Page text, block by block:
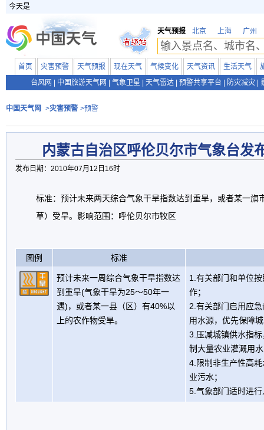
今天是
天气预报 北京 上海 广州
首页 灾害预警 天气预报 现在天气 气候变化 天气资讯 生活天气
台风网
中国旅游天气网 气象卫星 天气雷达 预警共享平台 防灾减灾
中国天气网 >灾害预警 >预警
内蒙古自治区呼伦贝尔市气象台发
发布日期：2010年07月12日16时
标准：预计未来两天综合气象干旱指数达到重旱，或者某一旗
草）受旱。影响范围：呼伦贝尔市牧区
图例 标准
预计未来一周综合气象干旱指数达
到重旱(气象干旱为25～50年一
遇)，或者某一县（区）有40%以
上的农作物受旱。
1.有关部门和单位
作；
2.有关部门启用应
用水源，优先保障
3.压减城镇供水指
制大量农业灌溉用
4.限制非生产性高
业污水；
5.气象部门适时进